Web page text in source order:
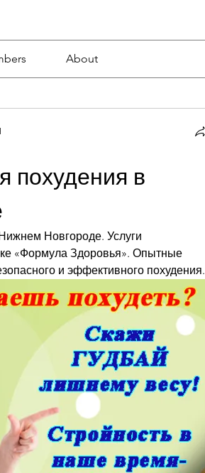
About
похудения в
Новгороде. Услуги
«Формула Здоровья». Опытные
и эффективного похудения.